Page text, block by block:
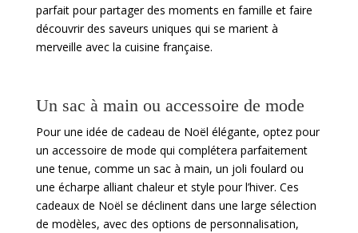
parfait pour partager des moments en famille et faire
découvrir des saveurs uniques qui se marient à
merveille avec la cuisine française.
Un sac à main ou accessoire de mode
Pour une idée de cadeau de Noël élégante, optez pour
un accessoire de mode qui complétera parfaitement
une tenue, comme un sac à main, un joli foulard ou
une écharpe alliant chaleur et style pour l’hiver. Ces
cadeaux de Noël se déclinent dans une large sélection
de modèles, avec des options de personnalisation,